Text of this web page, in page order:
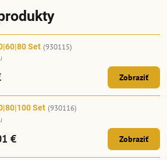
Set (930115)
Zobraziť
Set (930116)
€ Zobraziť